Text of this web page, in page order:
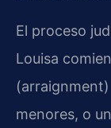
El proceso
Louisa
menores, o